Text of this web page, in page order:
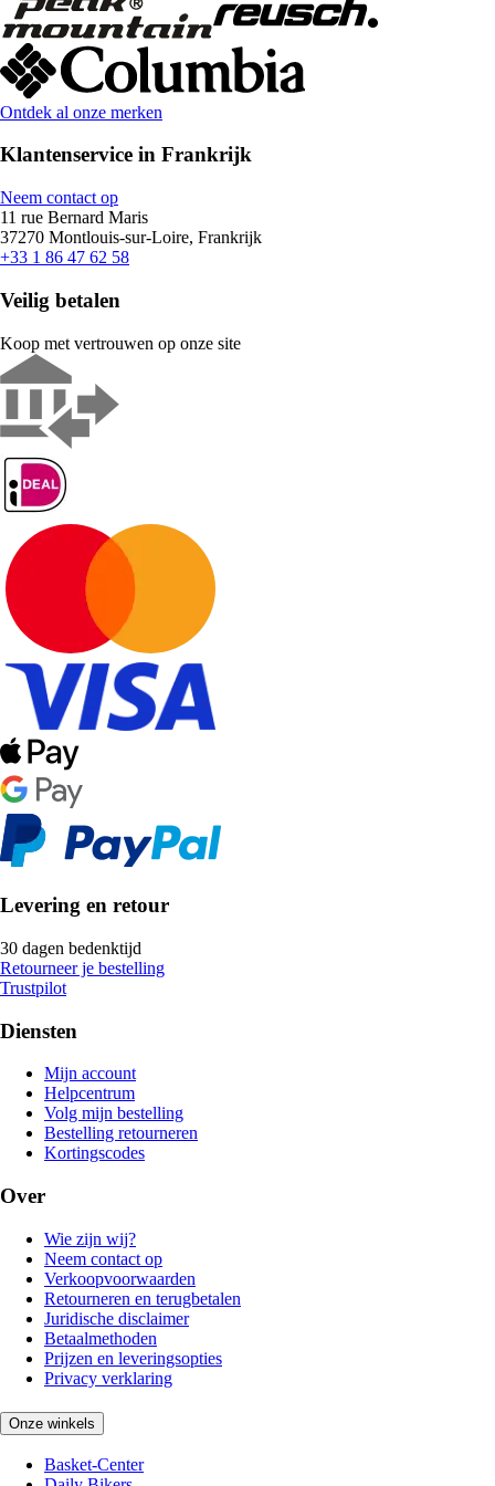
Ontdek al onze merken
Klantenservice in Frankrijk
Neem contact op
11 rue Bernard Maris
37270 Montlouis-sur-Loire, Frankrijk
+33 1 86 47 62 58
Veilig betalen
Koop met vertrouwen op onze site
Levering en retour
30 dagen bedenktijd
Retourneer je bestelling
Trustpilot
Diensten
Mijn account
Helpcentrum
Volg mijn bestelling
Bestelling retourneren
Kortingscodes
Over
Wie zijn wij?
Neem contact op
Verkoopvoorwaarden
Retourneren en terugbetalen
Juridische disclaimer
Betaalmethoden
Prijzen en leveringsopties
Privacy verklaring
Onze winkels
Basket-Center